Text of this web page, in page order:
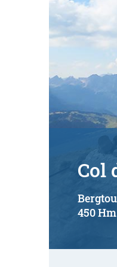
Col
450